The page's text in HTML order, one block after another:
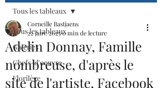
Tous les tableaux
Galeries
Chefs-d'oeuvre
Florilège
Tous les tableaux
Adelin Donnay, Famille
nombreuse, d'après le
site de l'artiste, Facebook
Corneille Bastjaens
22 janv. 20250 min de lecture